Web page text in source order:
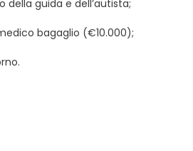
della guida e dell’autista;
bagaglio (€10.000);